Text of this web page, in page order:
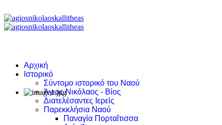
Αρχική
Ιστορικό
Σύντομο ιστορικό του Ναού
Άγιος Νικόλαος - Βίος
Διατελέσαντες Ιερείς
Παρεκκλήσια Ναού
Παναγία Πορταΐτισσα